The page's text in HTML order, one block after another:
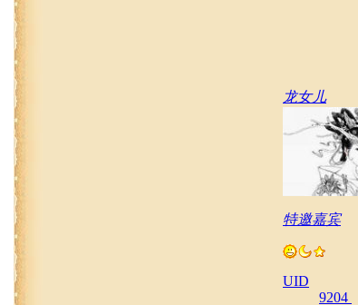
龙女儿
特邀嘉宾
UID
9204